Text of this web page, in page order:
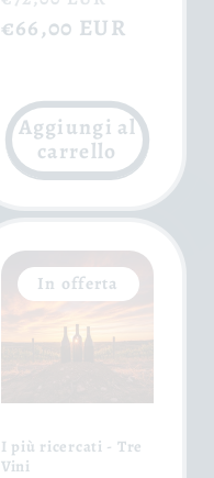
di
scontato
€66,00 EUR
Aggiungi al
carrello
In offerta
I più ricercati - Tre
Vini